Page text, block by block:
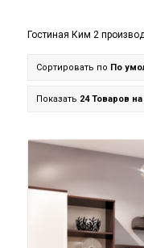
Гостиная Ким 2
Сортировать по По
Показать 24 Товаров